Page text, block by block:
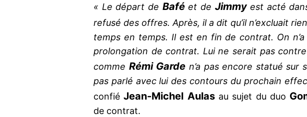
« Le départ de Baféet de Jimmyest acté
refusé des offres. Après, il a dit qu’il n’excluait
temps en temps. Il est en fin de contrat. On n’a
prolongation de contrat. Lui ne serait pas
comme Rémi Garde n’a pas encore statué sur
pas parlé avec lui des contours du prochain
confiéJean-Michel Aulasau sujet du duo
de contrat.